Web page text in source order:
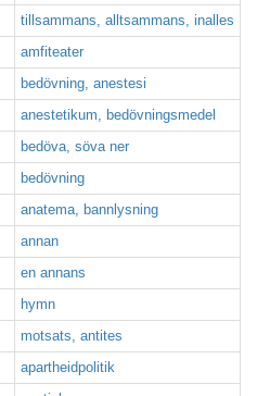
tillsammans, alltsammans, inalles
amfiteater
bedövning, anestesi
anestetikum, bedövningsmedel
bedöva, söva ner
bedövning
anatema, bannlysning
annan
en annans
hymn
motsats, antites
apartheidpolitik